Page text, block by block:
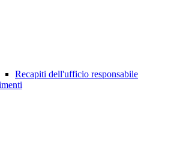
Recapiti dell'ufficio responsabile